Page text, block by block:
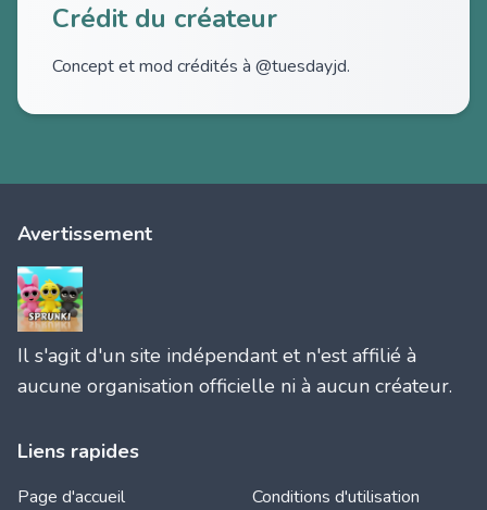
Crédit du créateur
Concept et mod crédités à @tuesdayjd.
Avertissement
Il s'agit d'un site indépendant et n'est affilié à
aucune organisation officielle ni à aucun créateur.
Liens rapides
Page d'accueil
Conditions d'utilisation